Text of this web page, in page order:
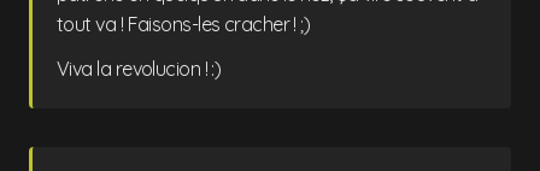
tout va ! Faisons-les cracher ! ;)
Viva la revolucion ! :)